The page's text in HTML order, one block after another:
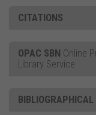
CITATIONS
OPAC SBN Online
Library Service
BIBLIOGRAPHICAL